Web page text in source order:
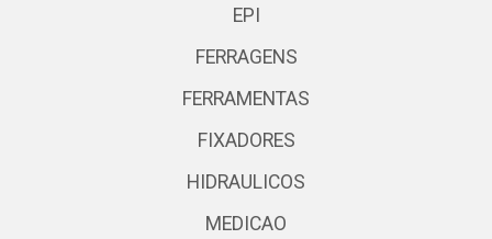
EPI
FERRAGENS
FERRAMENTAS
FIXADORES
HIDRAULICOS
MEDICAO